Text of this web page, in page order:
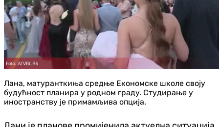
Лана, матуранткиња средње Економске школе своју
будућност планира у родном граду. Студирање у
иностранству је примамљива опција.